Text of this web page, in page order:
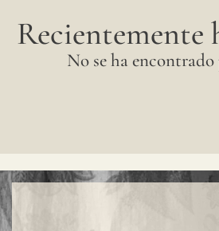
Recientemente
No se ha